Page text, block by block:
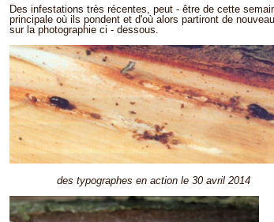
Des infestations très récentes, peut - être de cette
principale où ils pondent et d'où alors partiront de
sur la photographie ci - dessous.
des typographes en action le 30 avril 2014 les